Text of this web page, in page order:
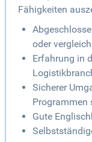
Fähigkeiten
oder
Erfahrung in
Sicherer
Programmen
Gute